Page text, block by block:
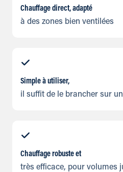
Chauffage direct, adapté
à des zones bien ventilées
Simple à utiliser,
il suffit de le brancher sur
Chauffage robuste et
très efficace, pour volumes